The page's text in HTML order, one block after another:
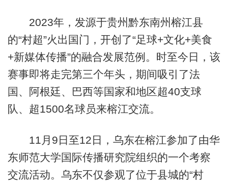
2023年，发源于贵州黔东南州榕江县
的“村超”火出国门，开创了“足球+文化+美食
+新媒体传播”的融合发展范例。时至今日，该
赛事即将走完第三个年头，期间吸引了法
国、阿根廷、巴西等国家和地区超40支球
队、超1500名球员来榕江交流。
11月9日至12日，乌东在榕江参加了由华
东师范大学国际传播研究院组织的一个考察
交流活动。乌东不仅参观了位于县城的“村